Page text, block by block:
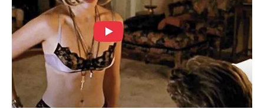
Тому ми ніколи не будемо брехати у вас за спиною. Якщо
нам щось не подобається, ми знайдемо в собі сили